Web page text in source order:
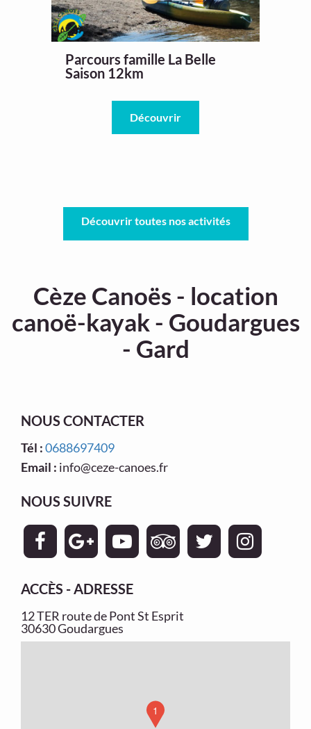
Parcours famille La Belle
Saison 12km
Découvrir
Découvrir toutes nos activités
Cèze Canoës - location
canoë-kayak - Goudargues
- Gard
NOUS CONTACTER
Tél :0688697409
Email : info@ceze-canoes.fr
NOUS SUIVRE
ACCÈS - ADRESSE
12 TER route de Pont St Esprit
30630 Goudargues
1